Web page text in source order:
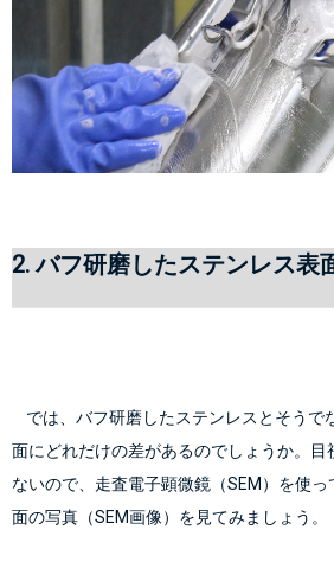
2. バフ研磨したステンレス表
面にどれだけの差があるのでしょうか。目
ないので、走査電子顕微鏡（SEM）を使
面の写真（SEM画像）を見てみましょう。